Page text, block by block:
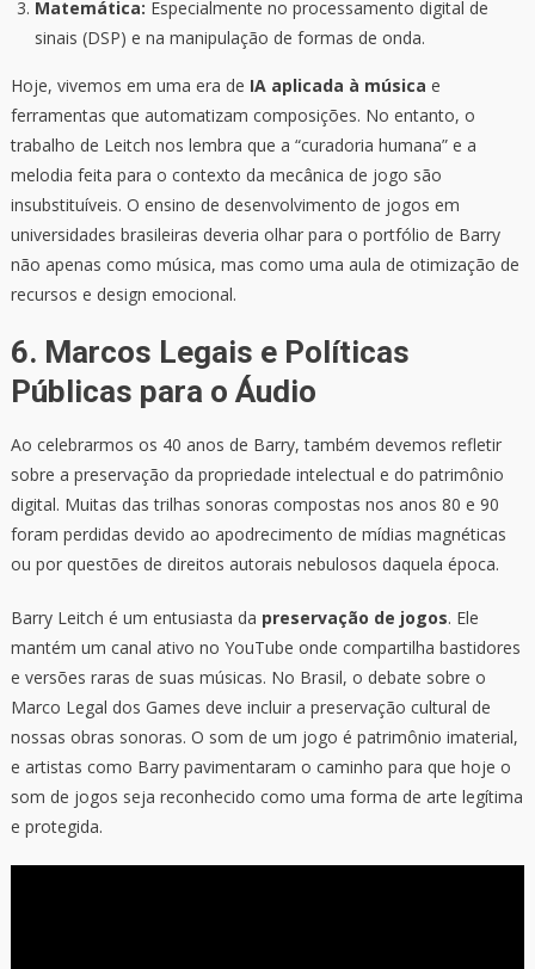
Matemática: Especialmente no processamento digital de
sinais (DSP) e na manipulação de formas de onda.
Hoje, vivemos em uma era de IA aplicada à música e
ferramentas que automatizam composições. No entanto, o
trabalho de Leitch nos lembra que a “curadoria humana” e a
melodia feita para o contexto da mecânica de jogo são
insubstituíveis. O ensino de desenvolvimento de jogos em
universidades brasileiras deveria olhar para o portfólio de Barry
não apenas como música, mas como uma aula de otimização de
recursos e design emocional.
6. Marcos Legais e Políticas
Públicas para o Áudio
Ao celebrarmos os 40 anos de Barry, também devemos refletir
sobre a preservação da propriedade intelectual e do patrimônio
digital. Muitas das trilhas sonoras compostas nos anos 80 e 90
foram perdidas devido ao apodrecimento de mídias magnéticas
ou por questões de direitos autorais nebulosos daquela época.
Barry Leitch é um entusiasta da preservação de jogos. Ele
mantém um canal ativo no YouTube onde compartilha bastidores
e versões raras de suas músicas. No Brasil, o debate sobre o
Marco Legal dos Games deve incluir a preservação cultural de
nossas obras sonoras. O som de um jogo é patrimônio imaterial,
e artistas como Barry pavimentaram o caminho para que hoje o
som de jogos seja reconhecido como uma forma de arte legítima
e protegida.